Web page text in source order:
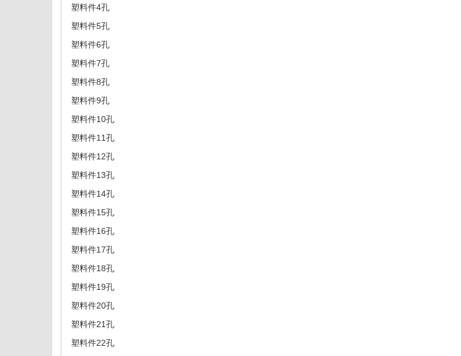
塑料件4孔
塑料件5孔
塑料件6孔
塑料件7孔
塑料件8孔
塑料件9孔
塑料件10孔
塑料件11孔
塑料件12孔
塑料件13孔
塑料件14孔
塑料件15孔
塑料件16孔
塑料件17孔
塑料件18孔
塑料件19孔
塑料件20孔
塑料件21孔
塑料件22孔